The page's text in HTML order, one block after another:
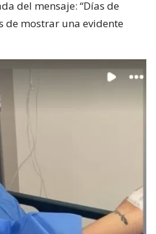
del mensaje: “Días de
de mostrar una evidente